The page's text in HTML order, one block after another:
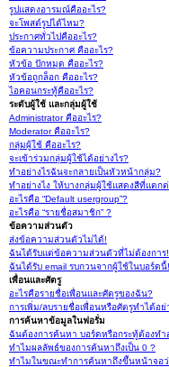
รูปแสดงอารมณ์คืออะไร?
จะโพสต์รูปได้ไหม?
ประกาศทั่วไปคืออะไร?
ข้อความประกาศ คืออะไร?
หัวข้อ ปักหมุด คืออะไร?
หัวข้อถูกล็อก คืออะไร?
ไอคอนกระทู้คืออะไร?
ระดับผู้ใช้ และกลุ่มผู้ใช้
Administrator คืออะไร?
Moderator คืออะไร?
กลุ่มผู้ใช้ คืออะไร?
จะเข้าร่วมกลุ่มผู้ใช้ได้อย่างไร?
ทำอย่างไรฉันจะกลายเป็นหัวหน้ากลุ่ม?
ทำอย่างไง ให้บางกลุ่มผู้ใช้แสดงสีที่แตก
อะไรคือ “Default usergroup”?
อะไรคือ “รายชื่อสมาชิก” ?
ข้อความส่วนตัว
ส่งข้อความส่วนตัวไม่ได้!
ฉันได้รับแต่ข้อความส่วนตัวที่ไม่ต้องการ!
ฉันได้รับ email รบกวนจากผู้ใช้ในบอร์ดนี้!
เพื่อนและศัตรู
อะไรคือรายชื่อเพื่อนและศัตรูของฉัน?
การเพิ่ม/ลบรายชื่อเพื่อนหรือศัตรูทำได้อย่
การค้นหาข้อมูลในฟอรั่ม
ฉันต้องการค้นหา บอร์ดหรือกระทู้ต้องทำ
ทำไมผลลัพธ์ของการค้นหาถึงเป็น 0 ?
ทำไมในขณะทำการค้นหาถึงขึ้นหน้าจอว่